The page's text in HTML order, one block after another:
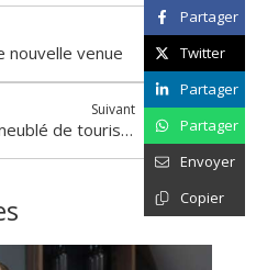
nouvelle venue
Suivant
Mise en location d’un meublé de tourisme : du nouveau !
Partager
Twitter
Partager
Partager
Envoyer
Copier